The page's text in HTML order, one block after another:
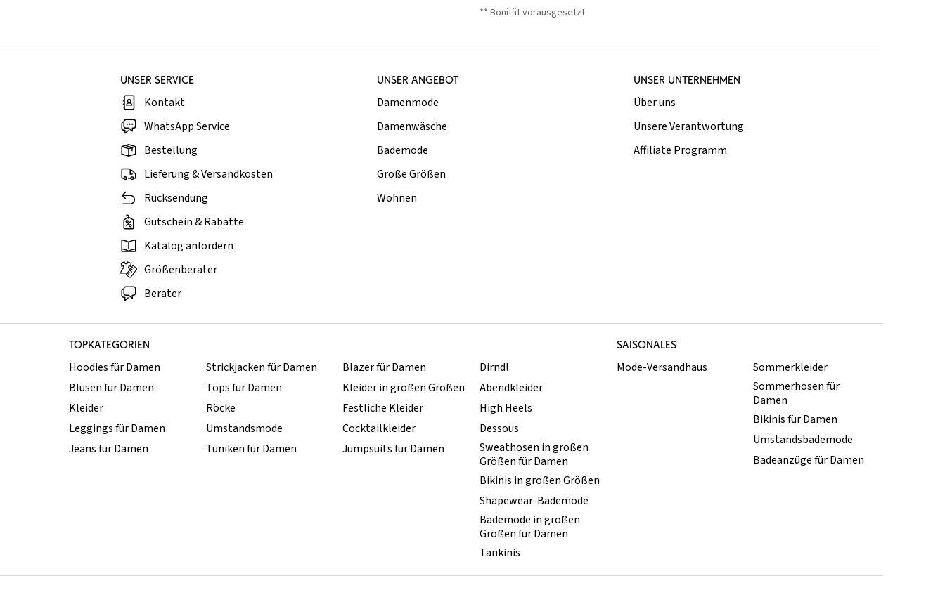
** Bonität vorausgesetzt
UNSER SERVICE
Kontakt
WhatsApp Service
Bestellung
Lieferung & Versandkosten
Rücksendung
Gutschein & Rabatte
Katalog anfordern
Größenberater
Berater
UNSER ANGEBOT
Damenmode
Damenwäsche
Bademode
Große Größen
Wohnen
UNSER UNTERNEHMEN
Über uns
Unsere Verantwortung
Affiliate Programm
TOPKATEGORIEN SAISONALES
Hoodies für Damen
Blusen für Damen
Kleider
Leggings für Damen
Jeans für Damen
Strickjacken für Damen
Tops für Damen
Röcke
Umstandsmode
Tuniken für Damen
Blazer für Damen
Kleider in großen Größen
Festliche Kleider
Cocktailkleider
Jumpsuits für Damen
Dirndl
Abendkleider
High Heels
Dessous
Sweathosen in großen
Größen für Damen
Mode-Versandhaus
Sommerkleider
Sommerhosen für
Damen
Bikinis für Damen
Umstandsbademode
Badeanzüge für Damen
Bikinis in großen Größen
Shapewear-Bademode
Bademode in großen
Größen für Damen
Tankinis